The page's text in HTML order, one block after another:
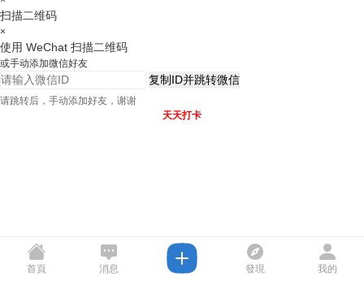
扫描二维码
×
使用 WeChat 扫描二维码
或手动添加微信好友
复制ID并跳转微信
请跳转后，手动添加好友，谢谢
天天打卡
首頁 消息 發現 我的